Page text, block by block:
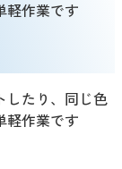
軽作業です
したり、同じ色
軽作業です